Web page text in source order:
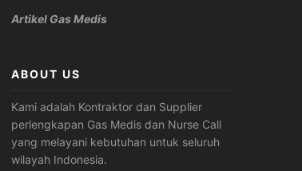
Artikel Gas Medis
ABOUT US
Kami adalah Kontraktor dan Supplier
perlengkapan Gas Medis dan Nurse Call
yang melayani kebutuhan untuk seluruh
wilayah Indonesia.